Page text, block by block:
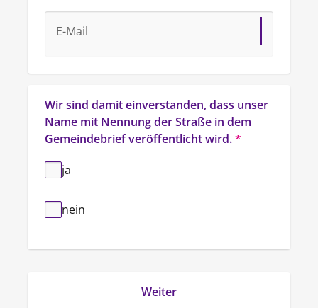
E-Mail
Wir sind damit einverstanden, dass unser
Name mit Nennung der Straße in dem
Gemeindebrief veröffentlicht wird.*
ja
nein